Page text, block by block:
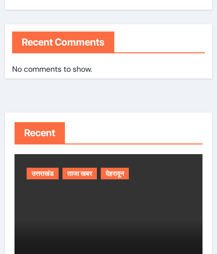
Recent Comments
No comments to show.
Recent
उत्तराखंड ताजा खबर देहरादून